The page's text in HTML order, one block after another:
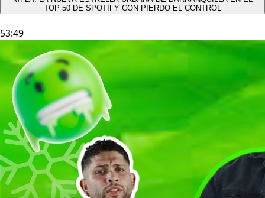
TOP 50 DE SPOTIFY CON PIERDO EL CONTROL
53:49